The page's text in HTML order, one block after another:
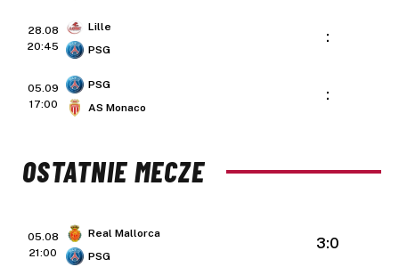
28.08
20:45
Lille
PSG
:
05.09
17:00
PSG
AS Monaco
:
OSTATNIE MECZE
05.08
21:00
Real Mallorca
PSG
3:0